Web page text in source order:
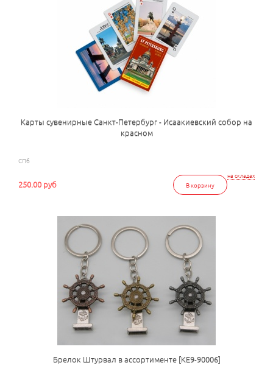
Карты сувенирные Санкт-Петербург - Исаакиевский собор на
красном
СПб
на складах
В корзину
250.00 руб
Брелок Штурвал в ассортименте [КЕ9-90006]